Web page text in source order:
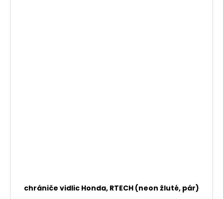
chrániče vidlic Honda, RTECH (neon žluté, pár)